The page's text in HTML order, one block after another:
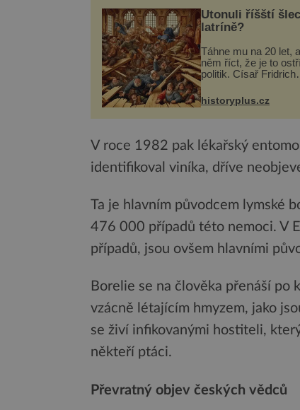
Utonuli říšští
latríně?
Táhne mu na 20 let,
něm říct, že je to
politik. Císař Fridrich
syna a dědice
Erfurtu, aby se stal
prostředníkem při
historyplus.cz
V roce 1982 pak lékařský
identifikoval viníka, dříve
Ta je hlavním původcem lymské
476 000 případů této nemoci. V
případů, jsou ovšem hlavními
Borelie se na člověka přenáší
vzácně létajícím hmyzem, jako
se živí infikovanými hostiteli,
někteří ptáci.
Převratný objev českých vědců